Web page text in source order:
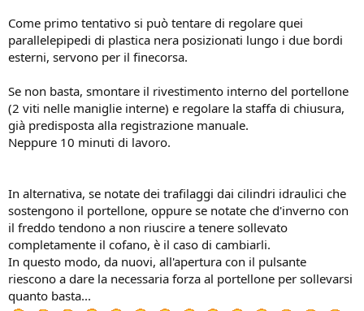
Come primo tentativo si può tentare di regolare quei
parallelepipedi di plastica nera posizionati lungo i due bordi
esterni, servono per il finecorsa.
Se non basta, smontare il rivestimento interno del portellone
(2 viti nelle maniglie interne) e regolare la staffa di chiusura,
già predisposta alla registrazione manuale.
Neppure 10 minuti di lavoro.
In alternativa, se notate dei trafilaggi dai cilindri idraulici che
sostengono il portellone, oppure se notate che d'inverno con
il freddo tendono a non riuscire a tenere sollevato
completamente il cofano, è il caso di cambiarli.
In questo modo, da nuovi, all'apertura con il pulsante
riescono a dare la necessaria forza al portellone per sollevarsi
quanto basta...